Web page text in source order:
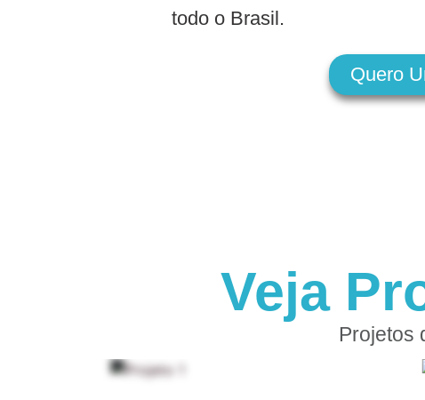
todo o Brasil.
Quero
Veja
Projetos